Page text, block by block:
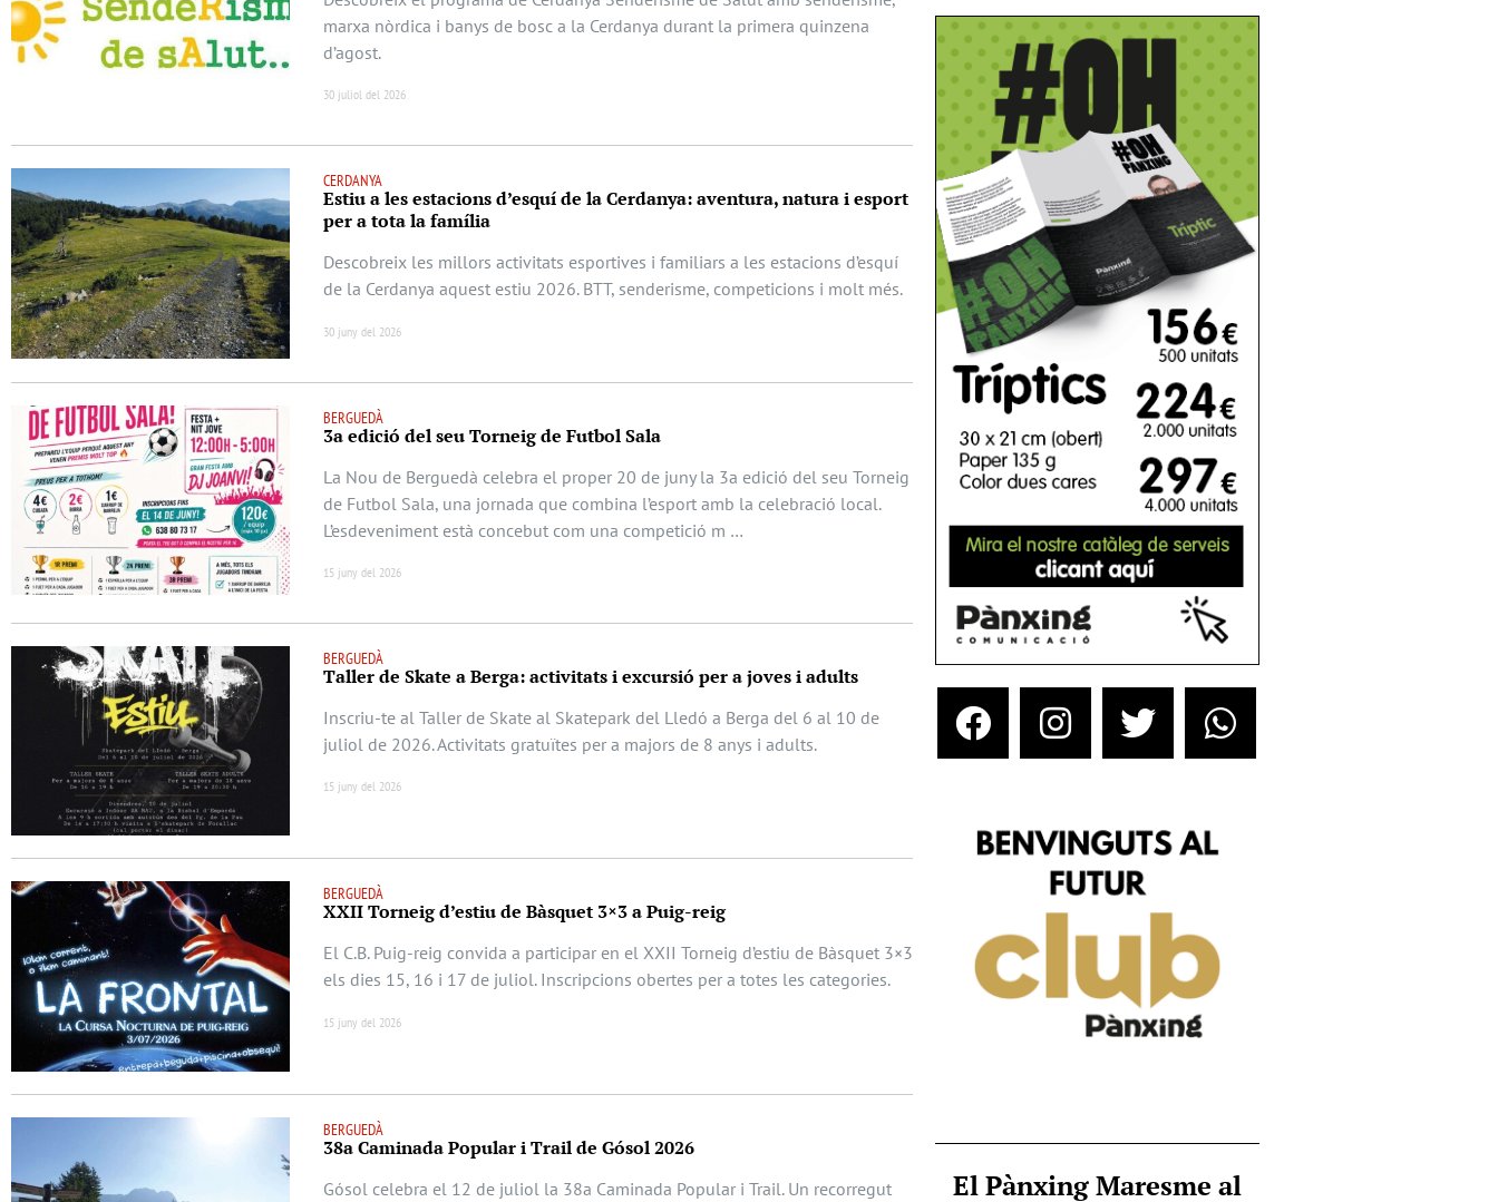
marxa nòrdica i banys de bosc a la Cerdanya durant la primera quinzena
d’agost.
30 juliol del 2026
CERDANYA
Estiu a les estacions d’esquí de la Cerdanya: aventura, natura i esport
per a tota la família
Descobreix les millors activitats esportives i familiars a les estacions d’esquí
de la Cerdanya aquest estiu 2026. BTT, senderisme, competicions i molt més.
30 juny del 2026
BERGUEDÀ
3a edició del seu Torneig de Futbol Sala
La Nou de Berguedà celebra el proper 20 de juny la 3a edició del seu Torneig
de Futbol Sala, una jornada que combina l’esport amb la celebració local.
L’esdeveniment està concebut com una competició m …
15 juny del 2026
BERGUEDÀ
Taller de Skate a Berga: activitats i excursió per a joves i adults
Inscriu-te al Taller de Skate al Skatepark del Lledó a Berga del 6 al 10 de
juliol de 2026. Activitats gratuïtes per a majors de 8 anys i adults.
15 juny del 2026
BERGUEDÀ
XXII Torneig d’estiu de Bàsquet 3×3 a Puig-reig
El C.B. Puig-reig convida a participar en el XXII Torneig d’estiu de Bàsquet 3×3
els dies 15, 16 i 17 de juliol. Inscripcions obertes per a totes les categories.
15 juny del 2026
BERGUEDÀ
38a Caminada Popular i Trail de Gósol 2026
Gósol celebra el 12 de juliol la 38a Caminada Popular i Trail. Un recorregut
El Pànxing Maresme al